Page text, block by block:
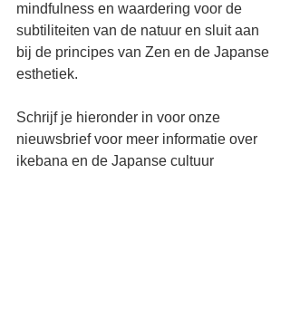
mindfulness en waardering voor de
subtiliteiten van de natuur en sluit aan
bij de principes van Zen en de Japanse
esthetiek.
Schrijf je hieronder in voor onze
nieuwsbrief voor meer informatie over
ikebana en de Japanse cultuur